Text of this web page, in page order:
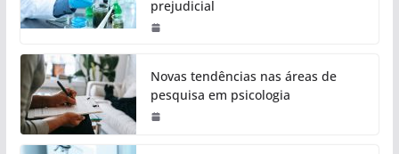
prejudicial
Novas tendências nas áreas de
pesquisa em psicologia